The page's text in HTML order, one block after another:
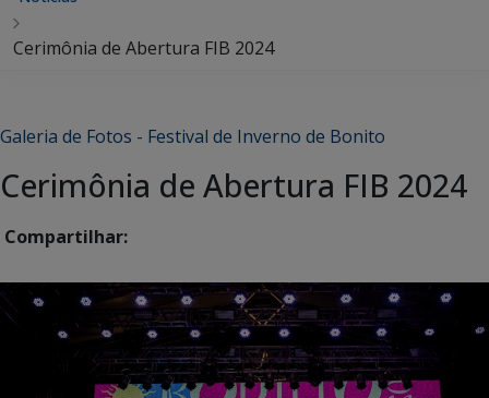
Cerimônia de Abertura FIB 2024
Galeria de Fotos - Festival de Inverno de Bonito
Cerimônia de Abertura FIB 2024
Compartilhar: